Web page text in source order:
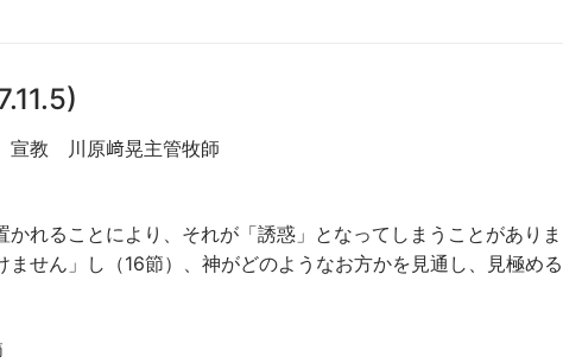
川原﨑晃主管牧師
れることにより、それが「誘惑」となってしまうことがありま
せん」し（16節）、神がどのようなお方かを見通し、見極める